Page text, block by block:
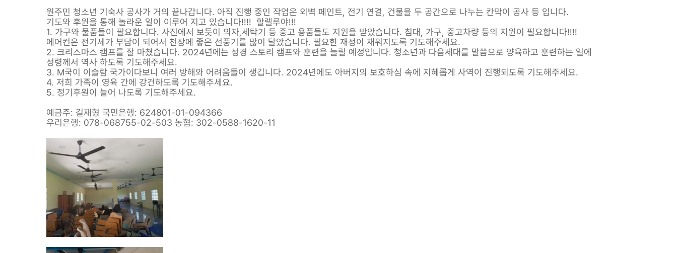
원주민 청소년 기숙사 공사가 거의 끝나갑니다. 아직 진행 중인 작업은 외벽 페인트, 전기 연결, 건물을 두 공간으로 나누는 칸막이 공사 등 입니다.
기도와 후원을 통해 놀라운 일이 이루어 지고 있습니다!!!! 할렐루야!!!
1. 가구와 물품들이 필요합니다. 사진에서 보듯이 의자,세탁기 등 중고 용품들도 지원을 받았습니다. 침대, 가구, 중고차량 등의 지원이 필요합니다!!!!
에어컨은 전기세가 부담이 되어서 천장에 좋은 선풍기를 많이 달았습니다. 필요한 재정이 채워지도록 기도해주세요.
2. 크리스마스 캠프를 잘 마쳤습니다. 2024년에는 성경 스토리 캠프와 훈련을 늘릴 예정입니다. 청소년과 다음세대를 말씀으로 양육하고 훈련하는 일에
성령께서 역사 하도록 기도해주세요.
3. M국이 이슬람 국가이다보니 여러 방해와 어려움들이 생깁니다. 2024년에도 아버지의 보호하심 속에 지혜롭게 사역이 진행되도록 기도해주세요.
4. 저희 가족이 영육 간에 강건하도록 기도해주세요.
5. 정기후원이 늘어 나도록 기도해주세요.
예금주: 길재형 국민은행: 624801-01-094366
우리은행: 078-068755-02-503 농협: 302-0588-1620-11